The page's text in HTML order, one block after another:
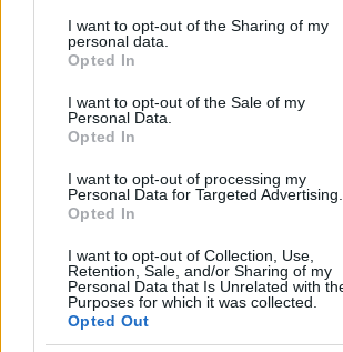
not limited to your visit or usage behaviour.
grant or deny consent to Google and its
use your data for below specified purposes
consent section.
I want to opt-out of the Sharing of my
personal data.
Opted In
I want to opt-out of the Sale of my
Personal Data.
Opted In
I want to opt-out of processing my
Personal Data for Targeted Advertising.
Opted In
I want to opt-out of Collection, Use,
Retention, Sale, and/or Sharing of my
Personal Data that Is Unrelated with
Purposes for which it was collected.
Opted Out
mint az IVERNIA, egyetlen átkelés
bevételt termel; nyugati irányban
az áruszállításból. Az átkelések
ehhez képest 20 000 dollár; ami nem
nagyon is a hajósgazdák az ilyen
Vízkiszorítás (tonna)